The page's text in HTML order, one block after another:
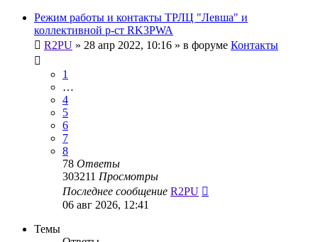
Режим работы и контакты ТРЛЦ "Левша" и
коллективной р-ст RK3PWA
R2PU » 28 апр 2022, 10:16 » в форуме Контакты
1
…
4
5
6
7
8
78 Ответы
303211 Просмотры
Последнее сообщение R2PU
06 авг 2026, 12:41
Темы